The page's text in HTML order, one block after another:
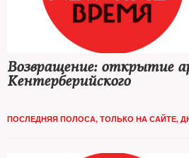
Возвращение: открытие
Кентерберийского
ПОСЛЕДНЯЯ ПОЛОСА, ТОЛЬКО НА САЙТЕ,